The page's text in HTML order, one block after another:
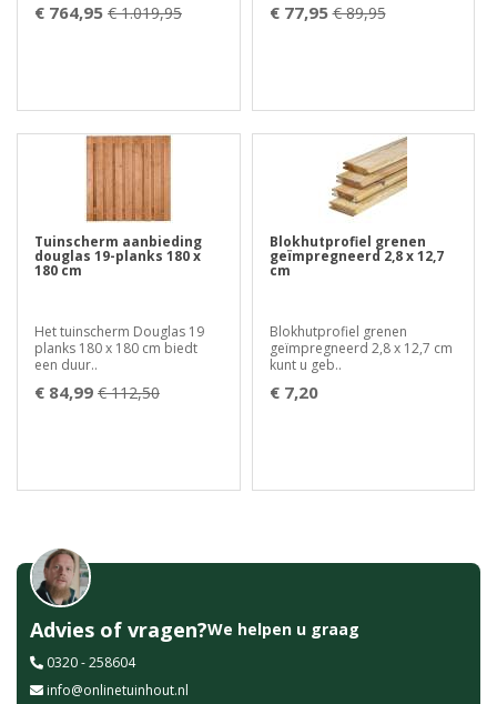
€ 764,95 € 1.019,95 € 77,95 € 89,95
Tuinscherm aanbieding
douglas 19-planks 180 x
180 cm
Het tuinscherm Douglas 19
planks 180 x 180 cm biedt
een duur..
€ 84,99 € 112,50
Blokhutprofiel grenen
geïmpregneerd 2,8 x 12,7
cm
Blokhutprofiel grenen
geïmpregneerd 2,8 x 12,7 cm
kunt u geb..
€ 7,20
Advies of vragen?We helpen u graag
0320 - 258604
info@onlinetuinhout.nl